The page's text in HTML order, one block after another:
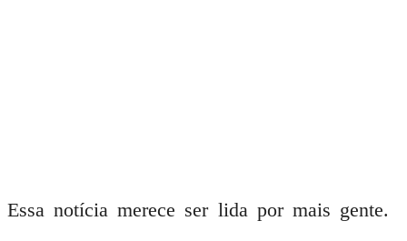
Essa notícia merece ser lida por mais gente.